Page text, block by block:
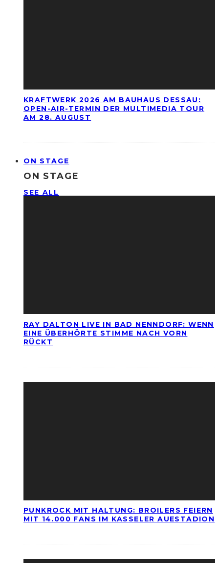
KRAFTWERK 2026 AM BAUHAUS DESSAU:
OPEN-AIR-TERMIN DER MULTIMEDIA TOUR
AM 28. AUGUST
ON STAGE
ON STAGE
SEE ALL
RAY DALTON LIVE IN BAD NENNDORF: WENN
EINE ÜBERHÖRTE STIMME NACH VORN
RÜCKT
PUNKROCK MIT HALTUNG: BROILERS FEIERN
MIT 14.000 FANS IM KASSELER AUESTADION